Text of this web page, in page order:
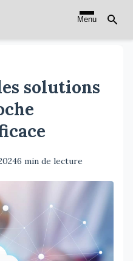
Menu
solutions
6 min de lecture